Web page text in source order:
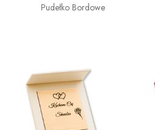
Pudełko Bordowe